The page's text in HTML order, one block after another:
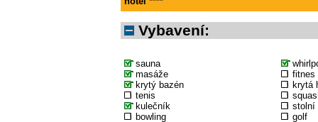
Vybavení:
sauna
masáže
fitnes
krytý bazén
krytá
tenis
kulečník
stolní
bowling
golf